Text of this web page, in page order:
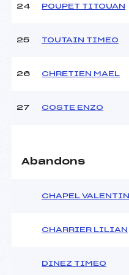
24 POUPET TITOUAN
25 TOUTAIN TIMEO
26 CHRETIEN MAEL
27 COSTE ENZO
Abandons
CHAPEL VALENTIN
CHARRIER LILIAN
DINEZ TIMEO